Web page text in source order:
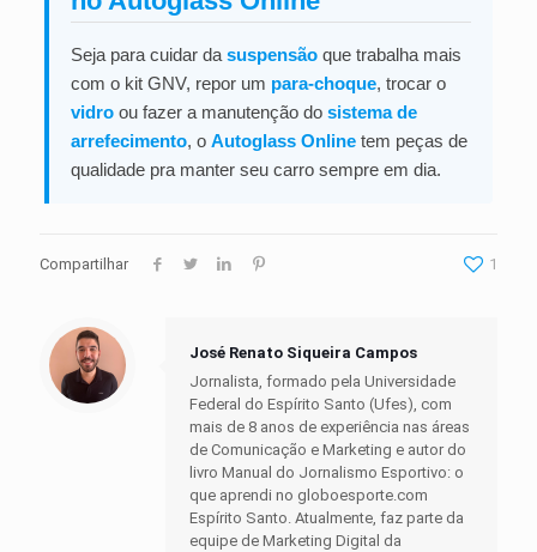
Seja para cuidar da suspensãoque trabalha mais
com o kit GNV, repor um para-choque, trocar o
vidroou fazer a manutenção do sistema de
arrefecimento, o Autoglass Onlinetem peças de
qualidade pra manter seu carro sempre em dia.
Compartilhar 1
José Renato Siqueira Campos
Jornalista, formado pela Universidade
Federal do Espírito Santo (Ufes), com
mais de 8 anos de experiência nas áreas
de Comunicação e Marketing e autor do
livro Manual do Jornalismo Esportivo: o
que aprendi no globoesporte.com
Espírito Santo. Atualmente, faz parte da
equipe de Marketing Digital da